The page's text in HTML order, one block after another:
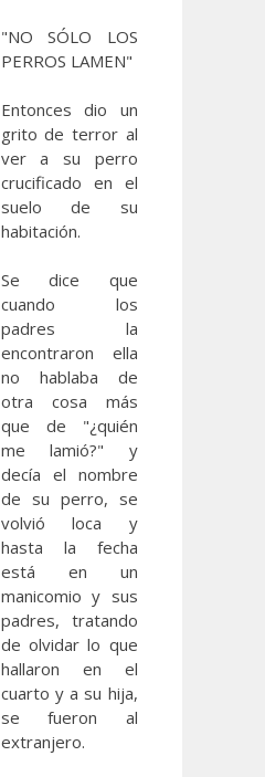
"NO SÓLO LOS
PERROS LAMEN"
Entonces dio un
grito de terror al
ver a su perro
crucificado en el
suelo de su
habitación.
Se dice que
cuando los
padres la
encontraron ella
no hablaba de
otra cosa más
que de "¿quién
me lamió?" y
decía el nombre
de su perro, se
volvió loca y
hasta la fecha
está en un
manicomio y sus
padres, tratando
de olvidar lo que
hallaron en el
cuarto y a su hija,
se fueron al
extranjero.